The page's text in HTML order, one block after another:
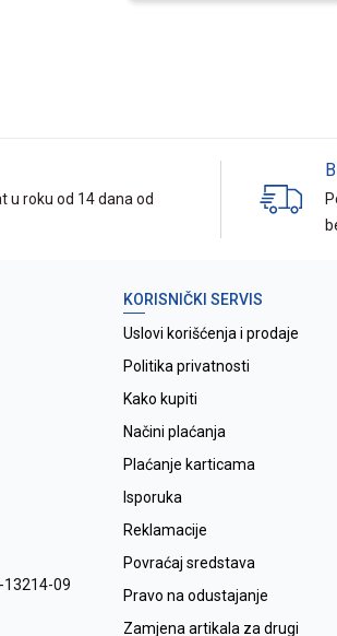
u roku od 14 dana od
13214-09
KORISNIČKI SERVIS
Uslovi korišćenja i prodaje
Politika privatnosti
Kako kupiti
Načini plaćanja
Plaćanje karticama
Isporuka
Reklamacije
Povraćaj sredstava
Pravo na odustajanje
Zamjena artikala za drugi